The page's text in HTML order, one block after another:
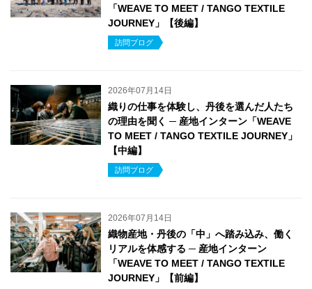
「WEAVE TO MEET / TANGO TEXTILE
JOURNEY」【後編】
訪問ブログ
2026年07月14日
織りの仕事を体験し、丹後を選んだ人たち
の理由を聞く ─ 産地インターン「WEAVE
TO MEET / TANGO TEXTILE JOURNEY」
【中編】
訪問ブログ
2026年07月14日
織物産地・丹後の「中」へ踏み込み、働く
リアルを体感する ─ 産地インターン
「WEAVE TO MEET / TANGO TEXTILE
JOURNEY」【前編】